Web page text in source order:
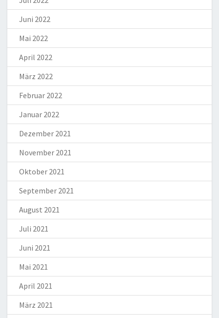
Juni 2022
Mai 2022
April 2022
März 2022
Februar 2022
Januar 2022
Dezember 2021
November 2021
Oktober 2021
September 2021
August 2021
Juli 2021
Juni 2021
Mai 2021
April 2021
März 2021